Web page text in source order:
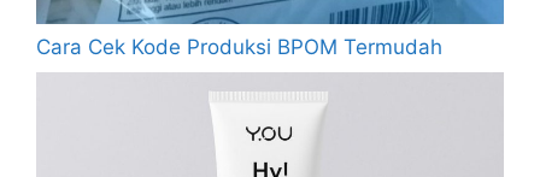
Cara Cek Kode Produksi BPOM Termudah